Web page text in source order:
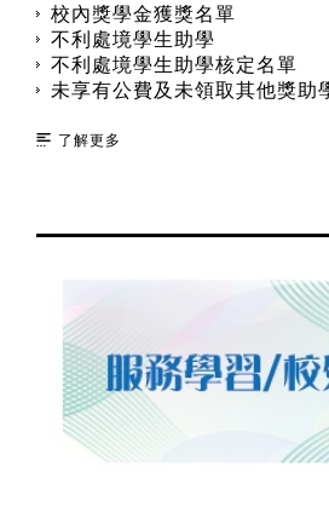
校內獎學金獲獎名單
不利處境學生助學
不利處境學生助學核定名單
未享有公費及未領取其他獎助
了解更多